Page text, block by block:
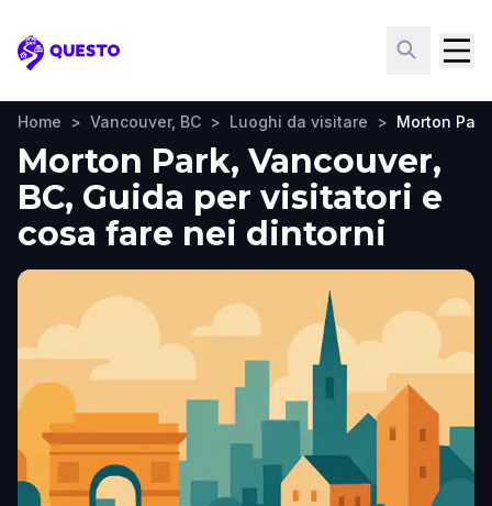
Questo
Home > Vancouver, BC > Luoghi da visitare > Morton Park
Morton Park, Vancouver,
BC, Guida per visitatori e
cosa fare nei dintorni